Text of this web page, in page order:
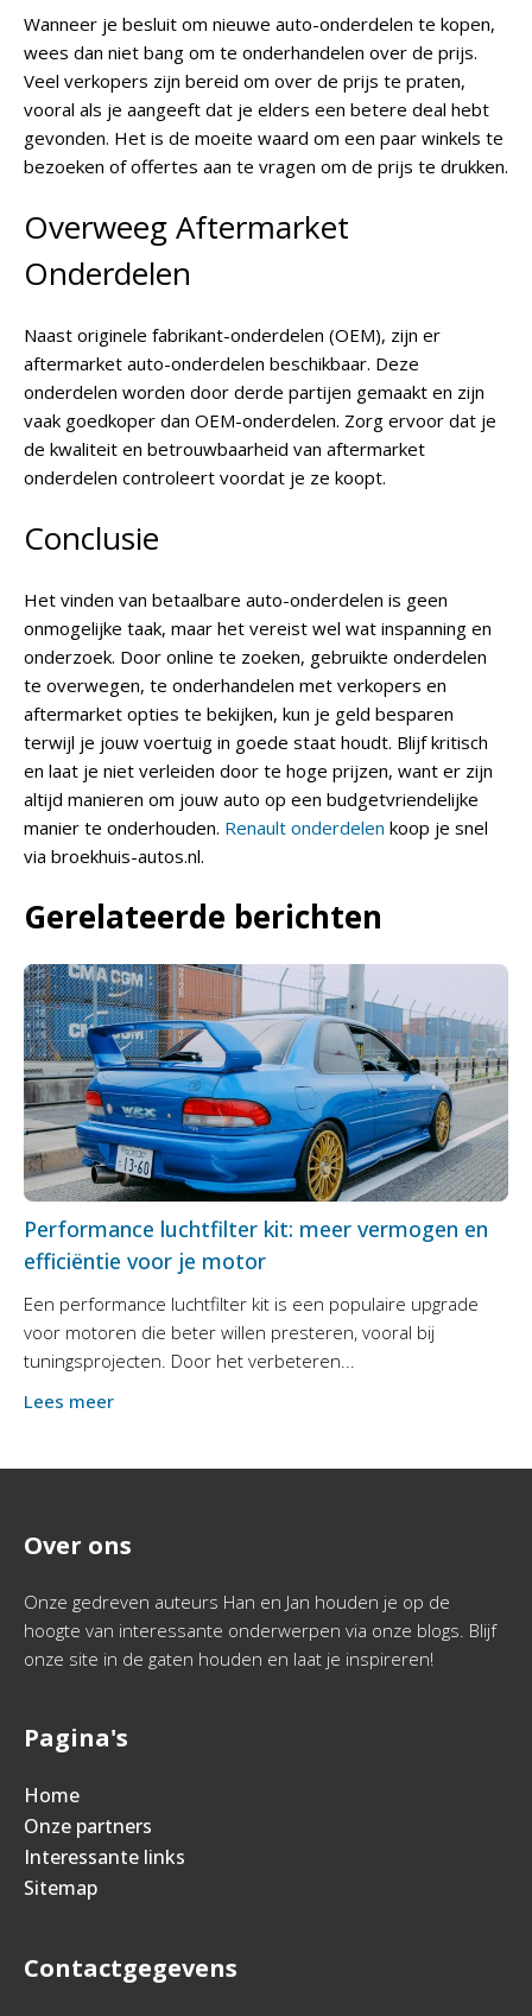
Wanneer je besluit om nieuwe auto-onderdelen te kopen,
wees dan niet bang om te onderhandelen over de prijs.
Veel verkopers zijn bereid om over de prijs te praten,
vooral als je aangeeft dat je elders een betere deal hebt
gevonden. Het is de moeite waard om een paar winkels te
bezoeken of offertes aan te vragen om de prijs te drukken.
Overweeg Aftermarket
Onderdelen
Naast originele fabrikant-onderdelen (OEM), zijn er
aftermarket auto-onderdelen beschikbaar. Deze
onderdelen worden door derde partijen gemaakt en zijn
vaak goedkoper dan OEM-onderdelen. Zorg ervoor dat je
de kwaliteit en betrouwbaarheid van aftermarket
onderdelen controleert voordat je ze koopt.
Conclusie
Het vinden van betaalbare auto-onderdelen is geen
onmogelijke taak, maar het vereist wel wat inspanning en
onderzoek. Door online te zoeken, gebruikte onderdelen
te overwegen, te onderhandelen met verkopers en
aftermarket opties te bekijken, kun je geld besparen
terwijl je jouw voertuig in goede staat houdt. Blijf kritisch
en laat je niet verleiden door te hoge prijzen, want er zijn
altijd manieren om jouw auto op een budgetvriendelijke
manier te onderhouden. Renault onderdelen koop je snel
via broekhuis-autos.nl.
Gerelateerde berichten
Performance luchtfilter kit: meer vermogen en
efficiëntie voor je motor
Een performance luchtfilter kit is een populaire upgrade
voor motoren die beter willen presteren, vooral bij
tuningsprojecten. Door het verbeteren...
Lees meer
Over ons
Onze gedreven auteurs Han en Jan houden je op de
hoogte van interessante onderwerpen via onze blogs. Blijf
onze site in de gaten houden en laat je inspireren!
Pagina's
Home
Onze partners
Interessante links
Sitemap
Contactgegevens